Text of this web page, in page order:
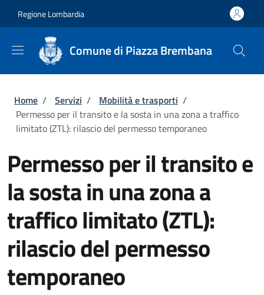
Regione Lombardia
Comune di Piazza Brembana
Briciole di pane
Home / Servizi / Mobilità e trasporti /
Permesso per il transito e la sosta in una zona a traffico
limitato (ZTL): rilascio del permesso temporaneo
Permesso per il transito e
la sosta in una zona a
traffico limitato (ZTL):
rilascio del permesso
temporaneo